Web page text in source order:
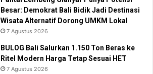
Besar: Demokrat Bali Bidik Jadi Destinasi
Wisata Alternatif Dorong UMKM Lokal
7 Agustus 2026
BULOG Bali Salurkan 1.150 Ton Beras ke
Ritel Modern Harga Tetap Sesuai HET
7 Agustus 2026